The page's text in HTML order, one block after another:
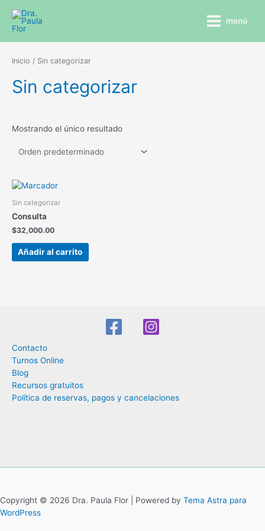
menú
Inicio / Sin categorizar
Sin categorizar
Mostrando el único resultado
Sin categorizar
Consulta
$32,000.00
Añadir al carrito
Contacto
Turnos Online
Blog
Recursos gratuitos
Política de reservas, pagos y cancelaciones
Copyright © 2026 Dra. Paula Flor | Powered by Tema Astra para
WordPress